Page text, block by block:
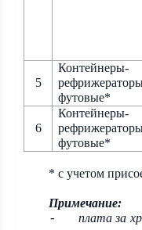
5
Контейнеры-
футовые*
6
Контейнеры-
футовые*
* с учетом
Примечание:
-
плата за